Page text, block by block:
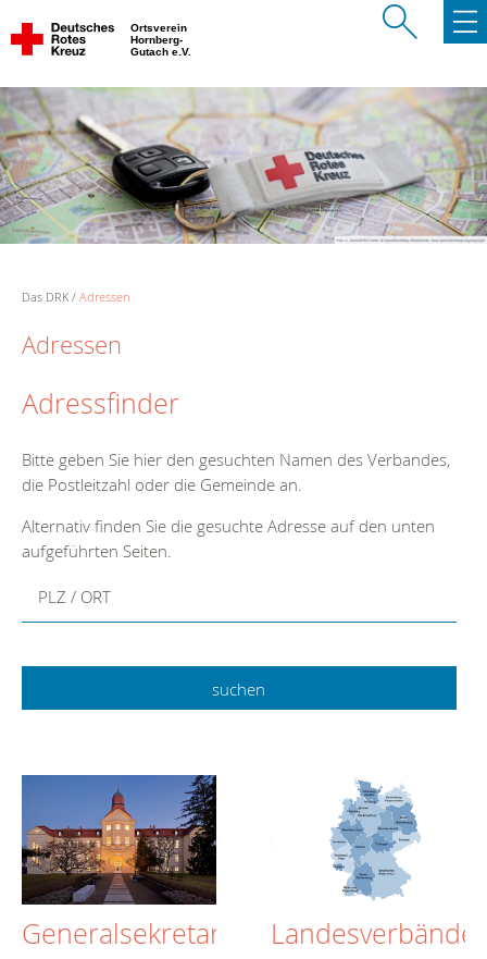
Ortsverein
Hornberg-
Gutach e.V.
Das DRK Adressen
Adressen
Adressfinder
Bitte geben Sie hier den gesuchten Namen des Verbandes,
die Postleitzahl oder die Gemeinde an.
Alternativ finden Sie die gesuchte Adresse auf den unten
aufgeführten Seiten.
PLZ / ORT
Generalsekretariat Landesverbände